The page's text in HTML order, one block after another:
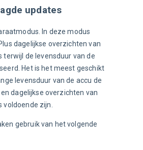
updates
In deze modus
dagelijkse overzichten van
terwijl de levensduur van de
Het is het meest geschikt
levensduur van de accu de
dagelijkse overzichten van
voldoende zijn.
gebruik van het volgende